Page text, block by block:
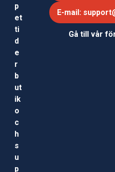
p
et
ti
d
e
r
b
ut
ik
o
c
h
s
u
p
E-mail:
Gå till vår